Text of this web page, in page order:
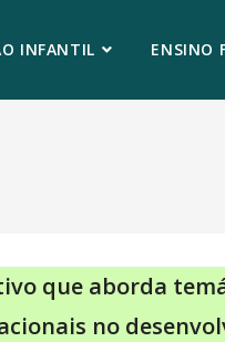
INFANTIL ENSINO
que aborda
no